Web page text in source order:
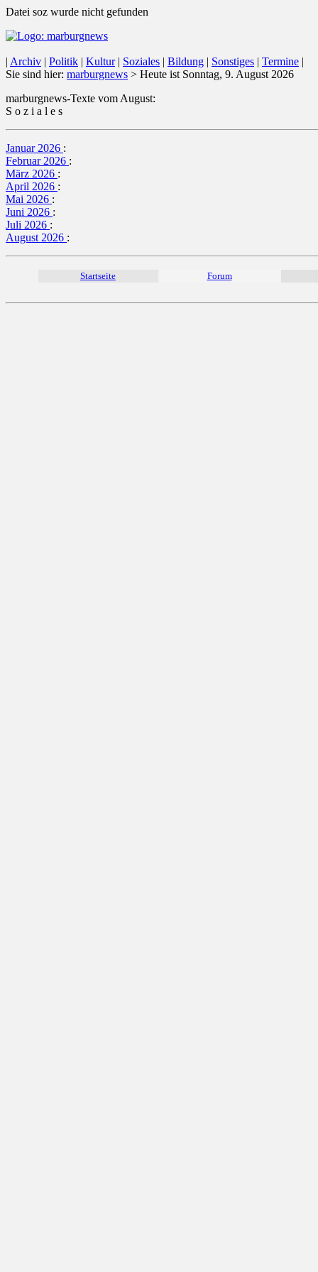
Datei soz wurde nicht gefunden
| Archiv | Politik | Kultur| Soziales | Bildung | Sonstiges | Termine |
Sie sind hier: marburgnews > Heute ist Sonntag, 9. August 2026
marburgnews-Texte vom August:
S o z i a l e s
Januar 2026 :
Februar 2026 :
März 2026 :
April 2026 :
Mai 2026 :
Juni 2026 :
Juli 2026 :
August 2026 :
Startseite Forum